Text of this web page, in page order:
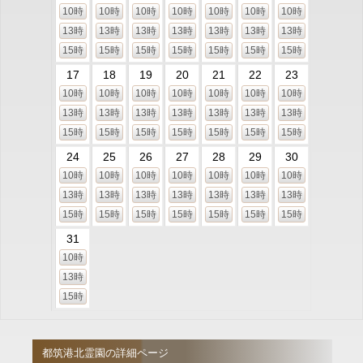
10時
13時
15時
10時
13時
15時
10時
13時
15時
10時
13時
15時
10時
13時
15時
10時
13時
15時
10時
13時
15時
17
10時
13時
15時
18
10時
13時
15時
19
10時
13時
15時
20
10時
13時
15時
21
10時
13時
15時
22
10時
13時
15時
23
10時
13時
15時
24
10時
13時
15時
25
10時
13時
15時
26
10時
13時
15時
27
10時
13時
15時
28
10時
13時
15時
29
10時
13時
15時
30
10時
13時
15時
31
10時
13時
15時
都筑港北霊園の詳細ページ